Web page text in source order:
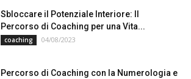
Sbloccare il Potenziale Interiore: Il
Percorso di Coaching per una Vita...
coaching 04/08/2023
Percorso di Coaching con la Numerologia e